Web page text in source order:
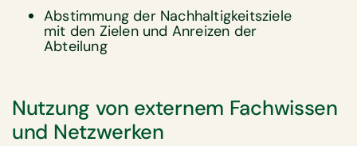
Abstimmung der Nachhaltigkeitsziele
mit den Zielen und Anreizen der
Abteilung
Nutzung von externem Fachwissen
und Netzwerken